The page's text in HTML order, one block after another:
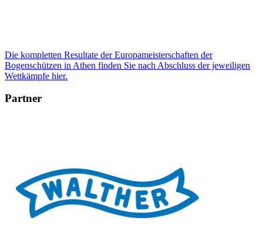
Die kompletten Resultate der Europameisterschaften der
Bogenschützen in Athen finden Sie nach Abschluss der jeweiligen
Wettkämpfe hier.
Partner